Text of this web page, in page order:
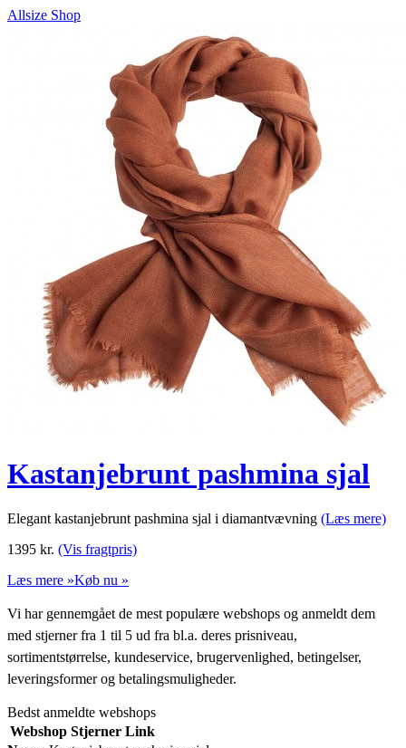
Allsize Shop
Kastanjebrunt pashmina sjal
Elegant kastanjebrunt pashmina sjal i diamantvævning (Læs mere)
1395 kr. (Vis fragtpris)
Læs mere »Køb nu »
Vi har gennemgået de mest populære webshops og anmeldt dem
med stjerner fra 1 til 5 ud fra bl.a. deres prisniveau,
sortimentstørrelse, kundeservice, brugervenlighed, betingelser,
leveringsformer og betalingsmuligheder.
Bedst anmeldte webshops
Webshop Stjerner Link